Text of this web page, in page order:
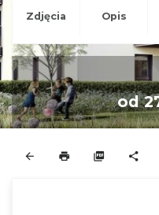
Zdjęcia Opis
od